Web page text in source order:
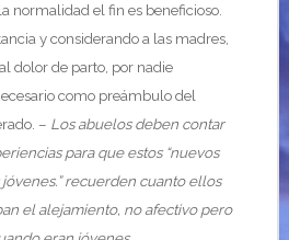
normalidad el fin es beneficioso.
y considerando a las madres,
dolor de parto, por nadie
como preámbulo del
– Los abuelos deben contar
para que estos “nuevos
recuerden cuanto ellos
el alejamiento, no afectivo pero